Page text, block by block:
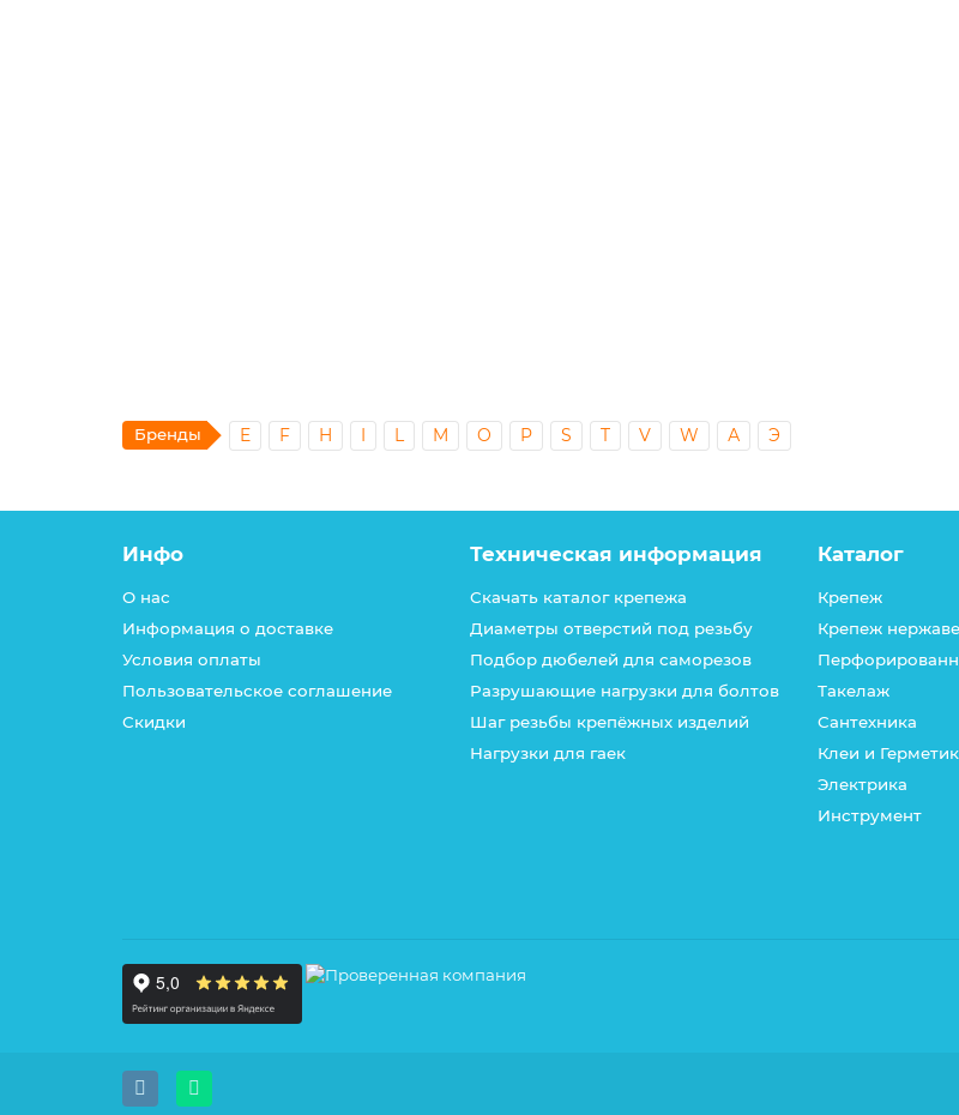
Бренды E F H I L M O P S T V W А Э
Инфо
О нас
Информация о доставке
Условия оплаты
Пользовательское соглашение
Скидки
Техническая информация
Скачать каталог крепежа
Диаметры отверстий под резьбу
Подбор дюбелей для саморезов
Разрушающие нагрузки для болтов
Шаг резьбы крепёжных изделий
Нагрузки для гаек
Каталог
Крепеж
Крепеж
Такелаж
Сантехника
Клеи и
Электрика
Инструмент